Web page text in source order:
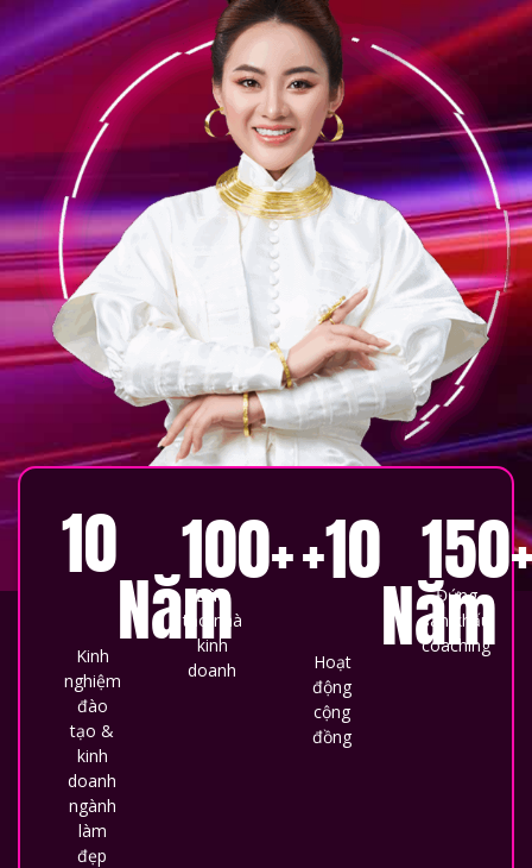
Kinh
nghiệm
đào
tạo &
kinh
doanh
ngành
làm
đẹp
10
Năm
Đào
tạo nhà
kinh
doanh
100+
Hoạt
động
cộng
đồng
+10
Năm
Đứng
sân khấu
coaching
150